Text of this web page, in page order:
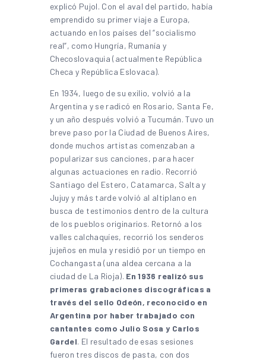
explicó Pujol. Con el aval del partido, había
emprendido su primer viaje a Europa,
actuando en los países del “socialismo
real”, como Hungría, Rumanía y
Checoslovaquia (actualmente República
Checa y República Eslovaca).
En 1934, luego de su exilio, volvió a la
Argentina y se radicó en Rosario, Santa Fe,
y un año después volvió a Tucumán. Tuvo un
breve paso por la Ciudad de Buenos Aires,
donde muchos artistas comenzaban a
popularizar sus canciones, para hacer
algunas actuaciones en radio. Recorrió
Santiago del Estero, Catamarca, Salta y
Jujuy y más tarde volvió al altiplano en
busca de testimonios dentro de la cultura
de los pueblos originarios. Retornó a los
valles calchaquíes, recorrió los senderos
jujeños en mula y residió por un tiempo en
Cochangasta (una aldea cercana a la
ciudad de La Rioja). En 1936 realizó sus
primeras grabaciones discográficas a
través del sello Odeón, reconocido en
Argentina por haber trabajado con
cantantes como Julio Sosa y Carlos
Gardel. El resultado de esas sesiones
fueron tres discos de pasta, con dos